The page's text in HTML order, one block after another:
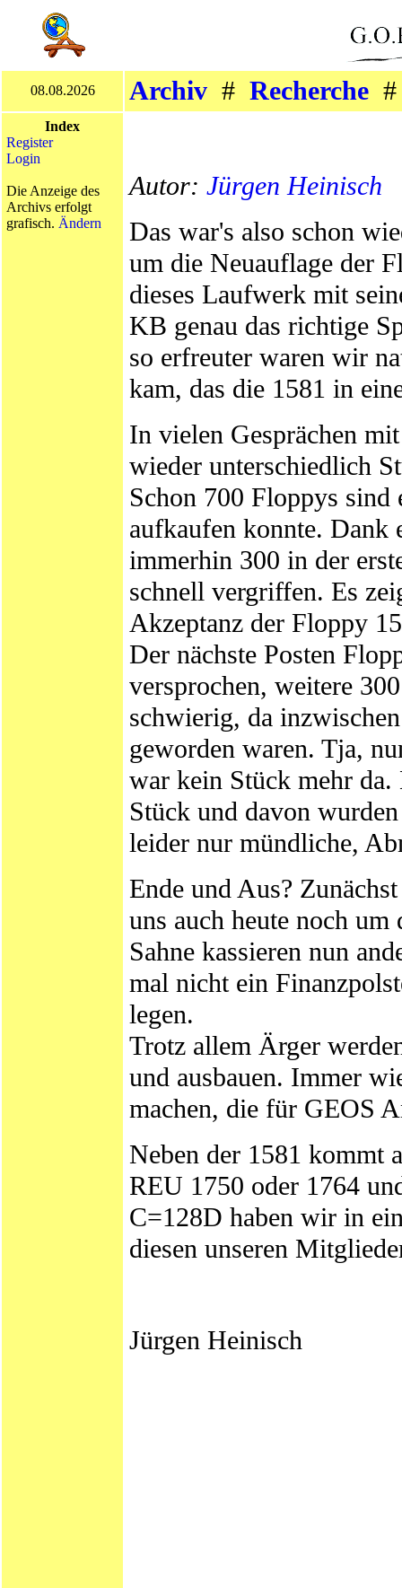
08.08.2026 Archiv # Recherche
Index
Register
Login
Die Anzeige des
Archivs erfolgt
grafisch. Ändern
Autor: Jürgen Heinisch
Das war's also schon
um die Neuauflage der
dieses Laufwerk mit
KB genau das richtige
so erfreuter waren wir
kam, das die 1581 in
In vielen Gesprächen
wieder unterschiedlich
Schon 700 Floppys
aufkaufen konnte. Dank
immerhin 300 in der
schnell vergriffen. Es
Akzeptanz der Floppy
Der nächste Posten
versprochen, weitere
schwierig, da
geworden waren. Tja,
war kein Stück mehr
Stück und davon
leider nur mündliche,
Ende und Aus?
uns auch heute noch
Sahne kassieren nun
mal nicht ein
legen.
Trotz allem Ärger
und ausbauen. Immer
machen, die für GEOS
Neben der 1581 kommt
REU 1750 oder 1764
C=128D haben wir in
diesen unseren
Jürgen Heinisch